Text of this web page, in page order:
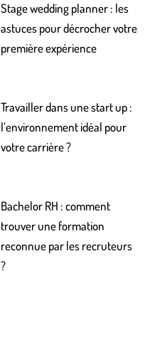
Stage wedding planner : les
astuces pour décrocher votre
première expérience
Travailler dans une start up :
l’environnement idéal pour
votre carrière ?
Bachelor RH : comment
trouver une formation
reconnue par les recruteurs
?